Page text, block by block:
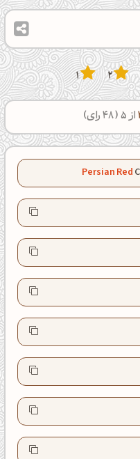
2
1
از 5 ( 48رای)
Persian Red
کن!